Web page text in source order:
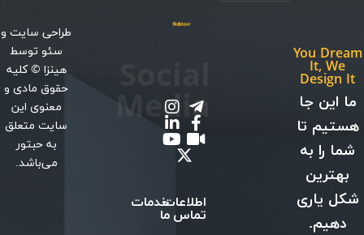
You Dream
It, We
Design It
ما این جا
هستیم تا
شما را به
بهترین
شکل یاری
دهیم.
اطلاعات
تماس
Media
خدمات
ما
طراحی سایتو
سئوتوسط
هینزا © کلیه
حقوق مادی و
معنوی این
سایت متعلق
به حبتور
می‌باشد.